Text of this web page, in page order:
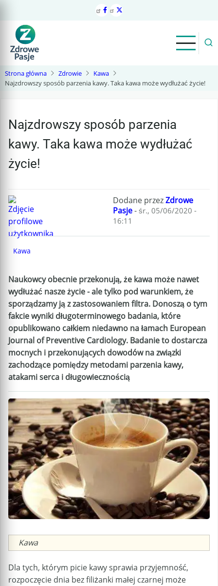
treści
Strona główna Zdrowie
Kawa
Najzdrowszy sposób parzenia kawy. Taka kawa może wydłużać życie!
Najzdrowszy sposób parzenia
kawy. Taka kawa może wydłużać
życie!
Dodane przezZdrowe
Pasje- śr., 05/06/2020 -
16:11
Kawa
Naukowcy obecnie przekonują, że kawa może nawet
wydłużać nasze życie - ale tylko pod warunkiem, że
sporządzamy ją z zastosowaniem filtra. Donoszą o tym
fakcie wyniki długoterminowego badania, które
opublikowano całkiem niedawno na łamach European
Journal of Preventive Cardiology. Badanie to dostarcza
mocnych i przekonujących dowodów na związki
zachodzące pomiędzy metodami parzenia kawy,
atakami serca i długowiecznością
Caption
Kawa
Dla tych, którym picie kawy sprawia przyjemność,
rozpoczęcie dnia bez filiżanki małej czarnej może